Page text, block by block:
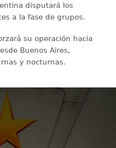
disputará los
a la fase de grupos.
su operación hacia
Buenos Aires,
y nocturnas.